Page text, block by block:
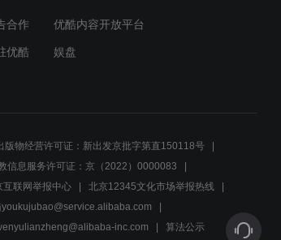
程德中招原地爆 林三装死赢
得芳心《极品家丁》31集精
彩片段
合作 优酷内容开放平台
优酷 娱盘
版物经营许可证：新出发京批字第直150118号
信息服务许可证：京（2022）0000083
互联网举报中心
北京12345文化市场举报热线
inc.com 算法公示